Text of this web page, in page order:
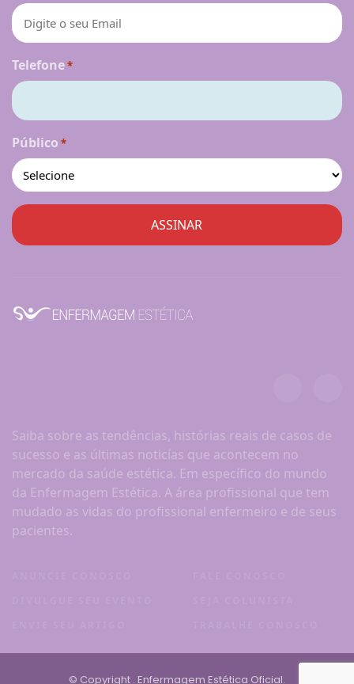
Telefone*
Público *
Saiba sobre as tendências, histórias reais de casos de
sucesso e as últimas noticías que acontecem no
mercado da saúde estética. Em específico do mundo
da Enfermagem Estética. A área profissional que tem
mudado as vidas do profissional enfermeiro e de seus
pacientes.
© Copyright . Enfermagem Estética Oficial.